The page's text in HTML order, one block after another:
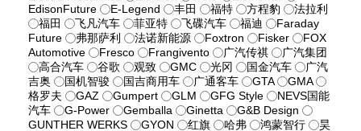
EdisonFuture
E-Legend 丰田 福特 方程豹
法拉利
福田
飞凡汽车 菲亚特 飞碟汽车 福迪
Faraday
Future
弗那萨利 法诺新能源 Foxtron Fisker
FOX
Automotive
Fresco Frangivento 广汽传祺
广汽集团
高合汽车
谷歌 观致 GMC 光冈 国金汽车
广汽
吉奥
国机智骏 国吉商用车 广通客车 GTA
GMA
格罗夫
GAZ Gumpert GLM GFG Style
NEVS国能
汽车
G-Power Gemballa Ginetta
G&B Design
GUNTHER WERKS
GYON 红旗 哈弗 鸿蒙智行
昊